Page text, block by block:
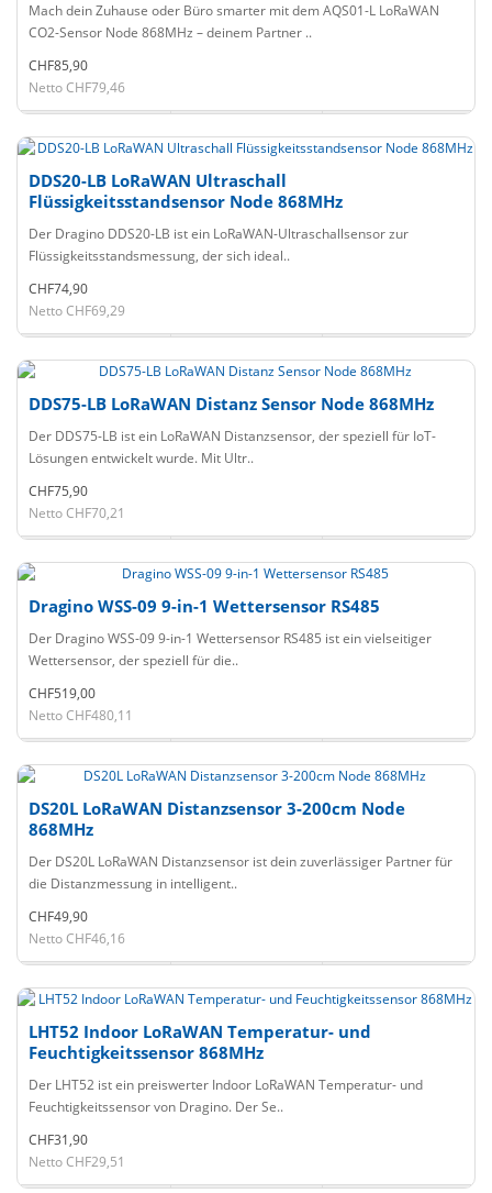
Mach dein Zuhause oder Büro smarter mit dem AQS01-L LoRaWAN
CO2-Sensor Node 868MHz – deinem Partner ..
CHF85,90
Netto CHF79,46
DDS20-LB LoRaWAN Ultraschall
Flüssigkeitsstandsensor Node 868MHz
Der Dragino DDS20-LB ist ein LoRaWAN-Ultraschallsensor zur
Flüssigkeitsstandsmessung, der sich ideal..
CHF74,90
Netto CHF69,29
DDS75-LB LoRaWAN Distanz Sensor Node 868MHz
Der DDS75-LB ist ein LoRaWAN Distanzsensor, der speziell für IoT-
Lösungen entwickelt wurde. Mit Ultr..
CHF75,90
Netto CHF70,21
Dragino WSS-09 9-in-1 Wettersensor RS485
Der Dragino WSS-09 9-in-1 Wettersensor RS485 ist ein vielseitiger
Wettersensor, der speziell für die..
CHF519,00
Netto CHF480,11
DS20L LoRaWAN Distanzsensor 3-200cm Node
868MHz
Der DS20L LoRaWAN Distanzsensor ist dein zuverlässiger Partner für
die Distanzmessung in intelligent..
CHF49,90
Netto CHF46,16
LHT52 Indoor LoRaWAN Temperatur- und
Feuchtigkeitssensor 868MHz
Der LHT52 ist ein preiswerter Indoor LoRaWAN Temperatur- und
Feuchtigkeitssensor von Dragino. Der Se..
CHF31,90
Netto CHF29,51